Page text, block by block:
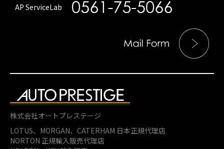
AP ServiceLab
株式会社オートプレステージ
LOTUS、MORGAN、 CATERHAM 日本正規代理店
NORTON 正規輸入販売代理店